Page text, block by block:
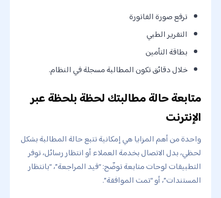
ترفع صورة الفاتورة
التقرير الطبي
بطاقة التأمين
خلال دقائق تكون المطالبة مسجلة في النظام.
متابعة حالة مطالبتك لحظة بلحظة عبر
الإنترنت
واحدة من أهم المزايا هي إمكانية تتبع حالة المطالبة بشكل
لحظي، بدل الاتصال بخدمة العملاء أو انتظار رسائل، توفر
التطبيقات لوحات متابعة توضّح: “قيد المراجعة”، “بانتظار
المستندات”، أو “تمت الموافقة”.